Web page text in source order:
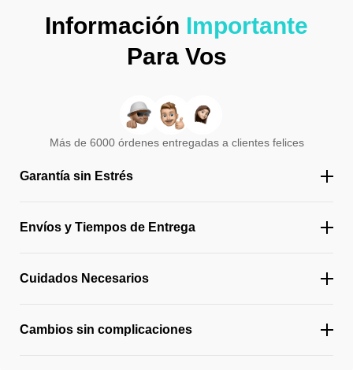
Información Importante
Para Vos
Más de 6000 órdenes entregadas a clientes felices
Garantía sin Estrés
Envíos y Tiempos de Entrega
Cuidados Necesarios
Cambios sin complicaciones